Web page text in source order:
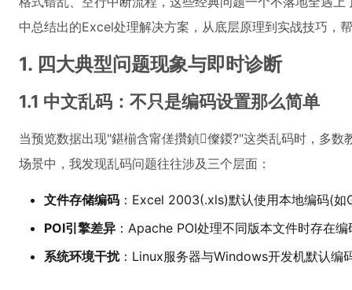
中总结出的Excel处理解决方案，从底层原理到实战技巧，
1. 四大典型问题现象与即时诊断
1.1 中文乱码：不只是编码设置那么简单
当预览数据出现"鍖椾含甯傞攢鍞儏鍐?"这类乱码时，多
场景中，我发现乱码问题往往涉及三个层面：
文件存储编码 ：Excel 2003(.xls)默认使用本地编码(
POI引擎差异 ：Apache POI处理不同版本文件时存在
系统环境干扰：Linux服务器与Windows开发机默认编